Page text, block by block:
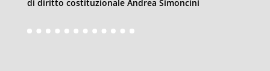
di diritto costituzionale Andrea Simoncini